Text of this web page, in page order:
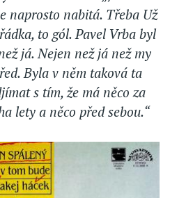
naprosto nabitá. Třeba Už
to gól. Pavel Vrba byl
já. Nejen než já než my
Byla v něm taková ta
s tím, že má něco za
lety a něco před sebou.“